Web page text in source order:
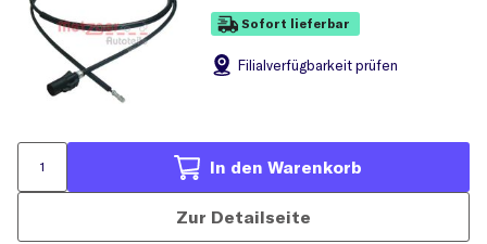
Sofort lieferbar
Filialverfügbarkeit prüfen
In den Warenkorb
Zur Detailseite